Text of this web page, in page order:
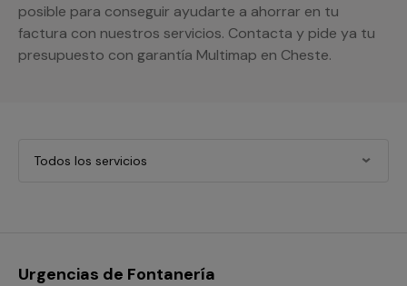
posible para conseguir ayudarte a ahorrar en tu
factura con nuestros servicios. Contacta y pide ya tu
presupuesto con garantía Multimap en Cheste.
Todos los servicios
Urgencias de Fontanería